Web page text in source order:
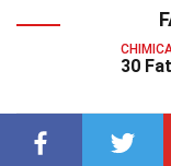
30
CHIMICA
34